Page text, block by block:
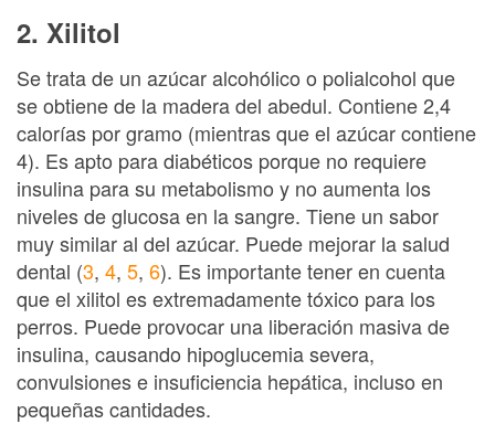
2. Xilitol
Se trata de un azúcar alcohólico o polialcohol que
se obtiene de la madera del abedul. Contiene 2,4
calorías por gramo (mientras que el azúcar contiene
4). Es apto para diabéticos porque no requiere
insulina para su metabolismo y no aumenta los
niveles de glucosa en la sangre. Tiene un sabor
muy similar al del azúcar. Puede mejorar la salud
dental (3, 4, 5, 6). Es importante tener en cuenta
que el xilitol es extremadamente tóxico para los
perros. Puede provocar una liberación masiva de
insulina, causando hipoglucemia severa,
convulsiones e insuficiencia hepática, incluso en
pequeñas cantidades.